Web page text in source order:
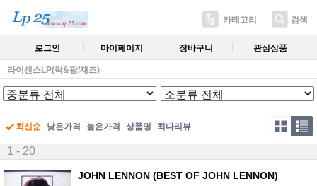
카테고리 검색
로그인 마이페이지 장바구니 관심상품
라이센스LP(락&팝/재즈)
최신순 낮은가격 높은가격 상품명 최다리뷰
1 - 20
JOHN LENNON (BEST OF JOHN LENNON)